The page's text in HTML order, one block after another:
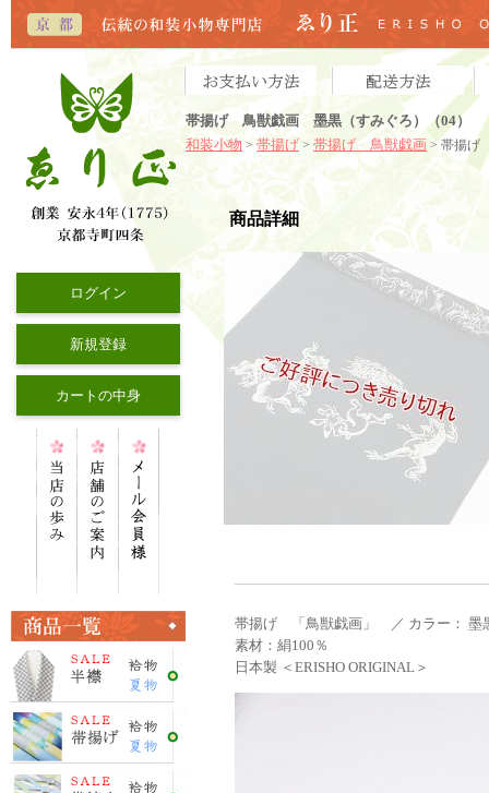
帯揚げ 鳥獣戯画 墨黒（すみぐろ）（04）
和装小物 > 帯揚げ > 帯揚げ 鳥獣戯画 > 帯揚げ
ログイン
新規登録
カートの中身
商品詳細
帯揚げ 「鳥獣戯画」 ／ カラー： 墨
素材：絹100％
日本製 ＜ERISHO ORIGINAL＞